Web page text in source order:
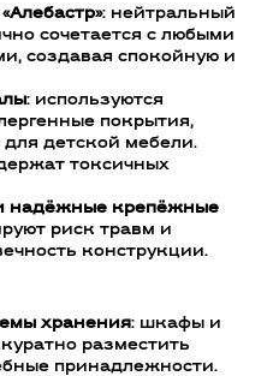
: нейтральный
сочетается с любыми
создавая спокойную и
: используются
покрытия,
детской мебели.
токсичных
надёжные крепёжные
риск травм и
конструкции.
хранения: шкафы и
разместить
принадлежности.